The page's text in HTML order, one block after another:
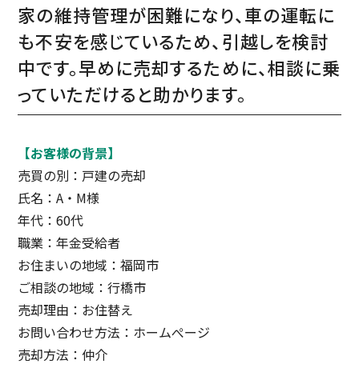
家の維持管理が困難になり、車の運転に
も不安を感じているため、引越しを検討
中です。早めに売却するために、相談に乗
っていただけると助かります。
【お客様の背景】
売買の別：戸建の売却
氏名：A・M様
年代：60代
職業：年金受給者
お住まいの地域：福岡市
ご相談の地域：行橋市
売却理由：お住替え
お問い合わせ方法：ホームぺージ
売却方法：仲介